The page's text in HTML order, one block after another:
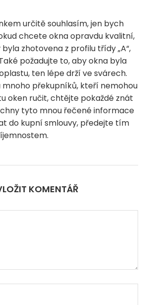
určitě souhlasím, jen bych
chcete okna opravdu kvalitní,
zhotovena z profilu třídy „A“,
požadujte to, aby okna byla
ten lépe drží ve svárech.
mnoho překupníků, kteří nemohou
oken ručit, chtějte pokaždé znát
tyto mnou řečené informace
do kupní smlouvy, předejte tím
KOMENTÁŘ